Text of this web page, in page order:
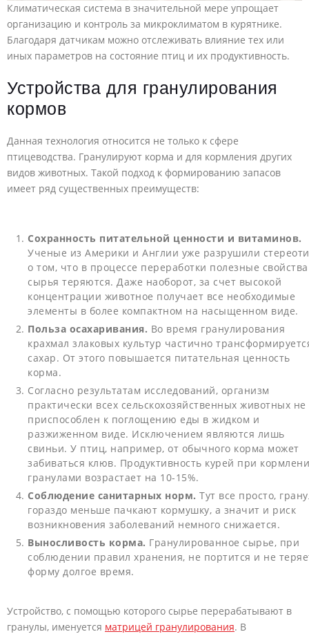
Климатическая система в значительной мере упрощает
организацию и контроль за микроклиматом в курятнике.
Благодаря датчикам можно отслеживать влияние тех или
иных параметров на состояние птиц и их продуктивность.
Устройства для гранулирования
кормов
Данная технология относится не только к сфере
птицеводства. Гранулируют корма и для кормления других
видов животных. Такой подход к формированию запасов
имеет ряд существенных преимуществ:
Сохранность питательной ценности и витаминов.
Ученые из Америки и Англии уже разрушили
о том, что в процессе переработки полезные свойства
сырья теряются. Даже наоборот, за счет высокой
концентрации животное получает все необходимые
элементы в более компактном на насыщенном виде.
Польза осахаривания. Во время гранулирования
крахмал злаковых культур частично
сахар. От этого повышается питательная ценность
корма.
Согласно результатам исследований, организм
практически всех сельскохозяйственных животных не
приспособлен к поглощению еды в жидком и
разжиженном виде. Исключением являются лишь
свиньи. У птиц, например, от обычного корма может
забиваться клюв. Продуктивность курей при
гранулами возрастает на 10-15%.
Соблюдение санитарных норм. Тут все просто,
гораздо меньше пачкают кормушку, а значит и риск
возникновения заболеваний немного снижается.
Выносливость корма. Гранулированное сырье, при
соблюдении правил хранения, не портится и не
форму долгое время.
Устройство, с помощью которого сырье перерабатывают в
гранулы, именуется матрицей гранулирования. В